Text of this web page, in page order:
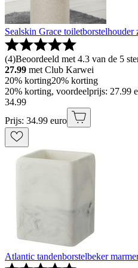
Sealskin Grace toiletborstelhouder
(4)Beoordeeld met 4.3 van de 5
27.99 met Club Karwei
20% korting20% korting
20% korting, voordeelprijs: 27.99
34.99
Prijs: 34.99 euro
Atlantic tandenborstelbeker